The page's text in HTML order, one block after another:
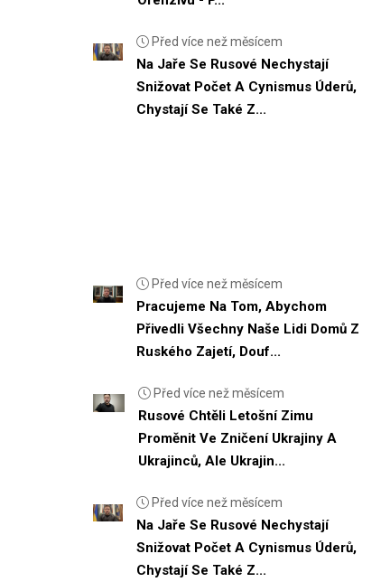
Před více než měsícem
Na Jaře Se Rusové Nechystají
Snižovat Počet A Cynismus Úderů,
Chystají Se Také Z...
Před více než měsícem
Pracujeme Na Tom, Abychom
Přivedli Všechny Naše Lidi Domů Z
Ruského Zajetí, Douf...
Před více než měsícem
Rusové Chtěli Letošní Zimu
Proměnit Ve Zničení Ukrajiny A
Ukrajinců, Ale Ukrajin...
Před více než měsícem
Na Jaře Se Rusové Nechystají
Snižovat Počet A Cynismus Úderů,
Chystají Se Také Z...